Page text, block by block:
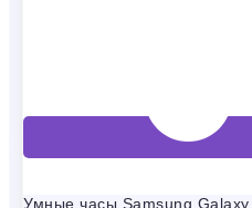
Умные часы Samsung